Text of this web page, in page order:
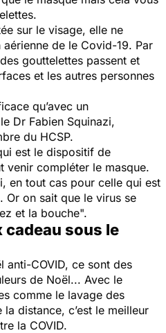
sur le visage, elle ne
de le Covid-19. Par
gouttelettes passent et
et les autres personnes
qu’avec un
Dr Fabien Squinazi,
du HCSP.
est le dispositif de
venir compléter le masque.
en tout cas pour celle qui est
Or on sait que le virus se
et la bouche".
cadeau sous le
anti-COVID, ce sont des
de Noël... Avec le
comme le lavage des
la distance, c’est le meilleur
la COVID.